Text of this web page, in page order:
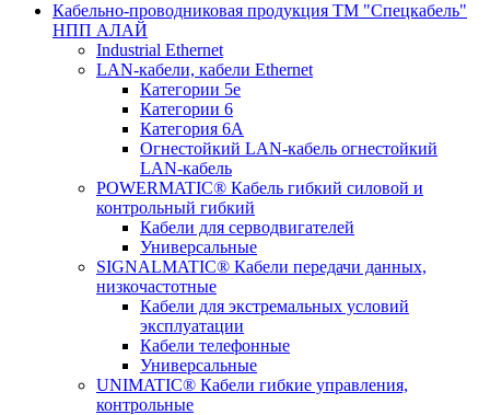
Кабельно-проводниковая продукция ТМ "Спецкабель"
НПП АЛАЙ
Industrial Ethernet
LAN-кабели, кабели Ethernet
Категории 5е
Категории 6
Категория 6А
Огнестойкий LAN-кабель огнестойкий
LAN-кабель
POWERMATIC® Кабель гибкий силовой и
контрольный гибкий
Кабели для серводвигателей
Универсальные
SIGNALMATIC® Кабели передачи данных,
низкочастотные
Кабели для экстремальных условий
эксплуатации
Кабели телефонные
Универсальные
UNIMATIC® Кабели гибкие управления,
контрольные